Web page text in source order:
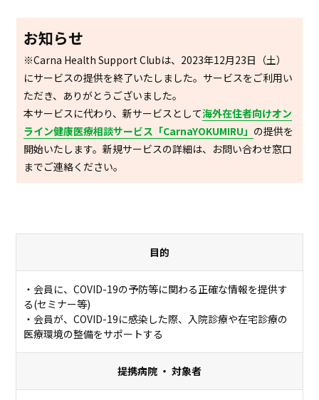
お知らせ
※Carna Health Support Clubは、2023年12月23日（土）
にサービスの提供を終了いたしました。サービスをご利用い
ただき、ありがとうございました。
本サービスに代わり、新サービスとして海外在住者向けオン
ライン健康医療相談サービス「CarnaYOKUMIRU」 の提供を
開始いたします。新規サービスの詳細は、お問い合わせ窓口
までご連絡ください。
目的
・会員に、COVID-19の予防等に関わる正確な情報を提供す
る(セミナー等)
・会員が、COVID-19に感染した際、入院診療や在宅診療の
医療環境の整備をサポートする
提携病院 ・ 対象者